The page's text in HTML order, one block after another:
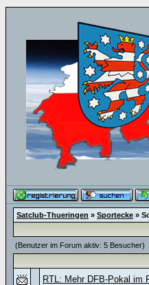
Satclub-Thueringen » Sportecke »
(Benutzer im Forum aktiv: 5 Besucher)
RTL: Mehr DFB-Pokal im